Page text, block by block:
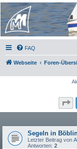
Micro Magic
Deutschland
FAQ
Webseite Foren-
Segeln in
Letzter Beitrag von
Antworten: 2